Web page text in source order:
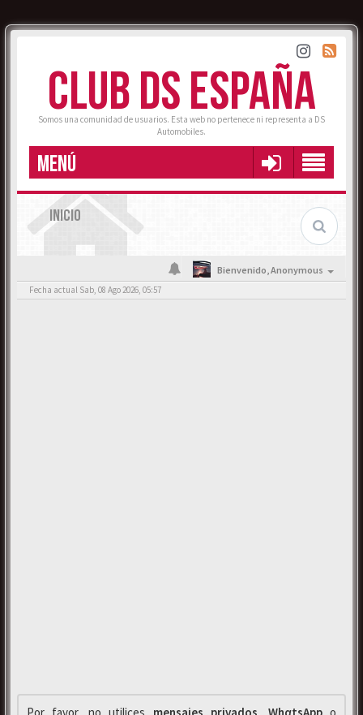
CLUB DS ESPAÑA
Somos una comunidad de usuarios. Esta web no pertenece ni representa a DS
Automobiles.
MENÚ
INICIO
Bienvenido,Anonymous
Fecha actual Sab, 08 Ago 2026, 05:57